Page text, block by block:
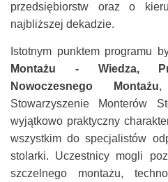
przedsiębiorstw oraz o
najbliższej dekadzie.
Istotnym punktem programu
Montażu - Wiedza,
Nowoczesnego Montażu,
Stowarzyszenie Monterów
wyjątkowo praktyczny
wszystkim do specjalistów
stolarki. Uczestnicy mogli
szczelnego montażu,